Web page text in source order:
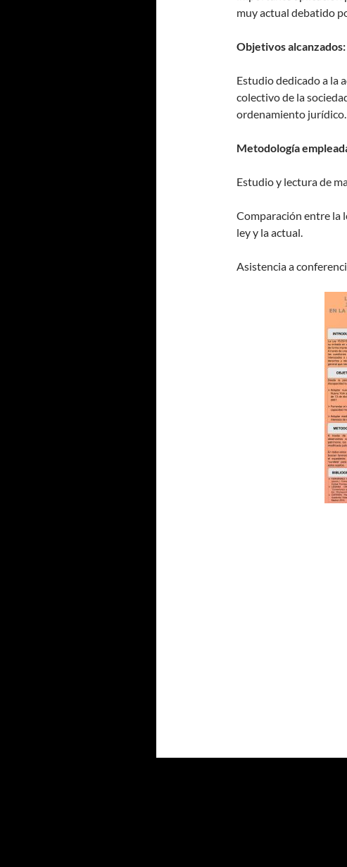
muy actual debatido
Objetivos alcanzados:
Estudio dedicado a la
colectivo de la
ordenamiento jurídico.
Metodología
Estudio y lectura de
Comparación entre la
ley y la actual.
Asistencia a